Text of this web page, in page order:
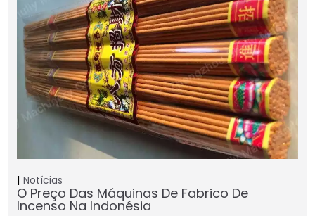
Notícias
O Preço Das Máquinas De Fabrico De
Incenso Na Indonésia